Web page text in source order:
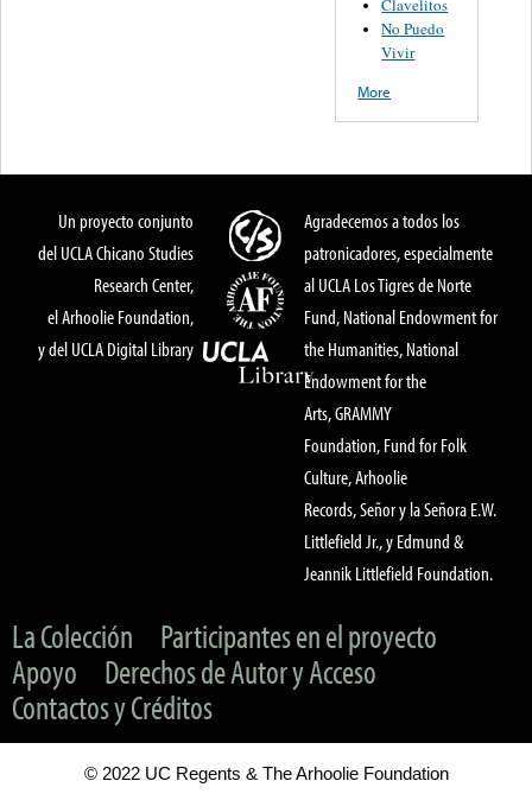
Clavelitos
No Puedo
Vivir
More
Un proyecto conjunto
del UCLA Chicano Studies
Research Center,
el Arhoolie Foundation,
y del UCLA Digital Library
Agradecemos a todos los
patronicadores, especialmente
al UCLA Los Tigres de Norte
Fund, National Endowment for
the Humanities, National
Endowment for the
Arts, GRAMMY
Foundation, Fund for Folk
Culture, Arhoolie
Records, Señor y la Señora E.W.
Littlefield Jr., y Edmund &
Jeannik Littlefield Foundation.
La Colección
Participantes en el proyecto
Apoyo
Derechos de Autor y Acceso
Contactos y Créditos
© 2022 UC Regents & The Arhoolie Foundation